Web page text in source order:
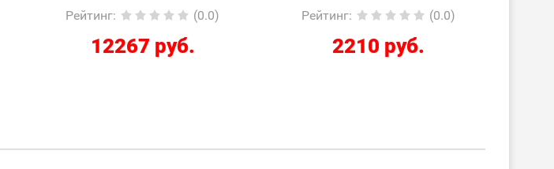
Рейтинг: (0.0)
12267 руб.
Рейтинг: (0.0)
2210 руб.